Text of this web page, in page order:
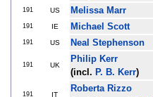
191 US Melissa Marr
191 IE Michael Scott
191 US Neal Stephenson
191 UK
Philip Kerr
(incl. P. B. Kerr)
191 IT
Roberta Rizzo